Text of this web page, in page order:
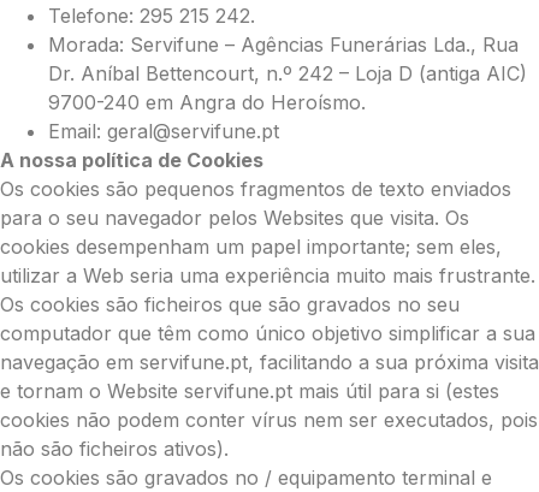
Telefone: 295 215 242.
Morada: Servifune – Agências Funerárias Lda., Rua
Dr. Aníbal Bettencourt, n.º 242 – Loja D (antiga AIC)
9700-240 em Angra do Heroísmo.
Email: geral@servifune.pt
A nossa política de Cookies
Os cookies são pequenos fragmentos de texto enviados
para o seu navegador pelos Websites que visita. Os
cookies desempenham um papel importante; sem eles,
utilizar a Web seria uma experiência muito mais frustrante.
Os cookies são ficheiros que são gravados no seu
computador que têm como único objetivo simplificar a sua
navegação em servifune.pt, facilitando a sua próxima visita
e tornam o Website servifune.pt mais útil para si (estes
cookies não podem conter vírus nem ser executados, pois
não são ficheiros ativos).
Os cookies são gravados no / equipamento terminal e